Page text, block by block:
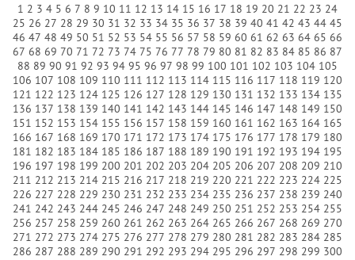
1 2 3 4 5 6 7 8 9 10 11 12 13 14 15 16 17 18 19 20 21 22 23 24
25 26 27 28 29 30 31 32 33 34 35 36 37 38 39 40 41 42 43 44 45
46 47 48 49 50 51 52 53 54 55 56 57 58 59 60 61 62 63 64 65 66
67 68 69 70 71 72 73 74 75 76 77 78 79 80 81 82 83 84 85 86 87
88 89 90 91 92 93 94 95 96 97 98 99 100 101 102 103 104 105
106 107 108 109 110 111 112 113 114 115 116 117 118 119 120
121 122 123 124 125 126 127 128 129 130 131 132 133 134 135
136 137 138 139 140 141 142 143 144 145 146 147 148 149 150
151 152 153 154 155 156 157 158 159 160 161 162 163 164 165
166 167 168 169 170 171 172 173 174 175 176 177 178 179 180
181 182 183 184 185 186 187 188 189 190 191 192 193 194 195
196 197 198 199 200 201 202 203 204 205 206 207 208 209 210
211 212 213 214 215 216 217 218 219 220 221 222 223 224 225
226 227 228 229 230 231 232 233 234 235 236 237 238 239 240
241 242 243 244 245 246 247 248 249 250 251 252 253 254 255
256 257 258 259 260 261 262 263 264 265 266 267 268 269 270
271 272 273 274 275 276 277 278 279 280 281 282 283 284 285
286 287 288 289 290 291 292 293 294 295 296 297 298 299 300